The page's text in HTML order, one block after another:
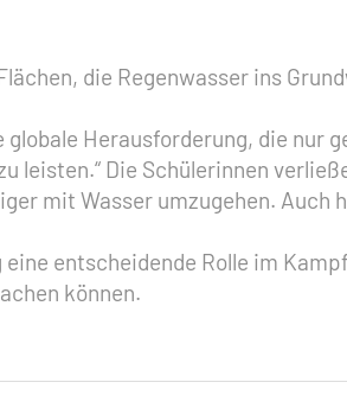
die Regenwasser ins
Herausforderung, die
leisten.“ Die Schülerinnen
mit Wasser umzugehen. Auch
entscheidende Rolle im
können.